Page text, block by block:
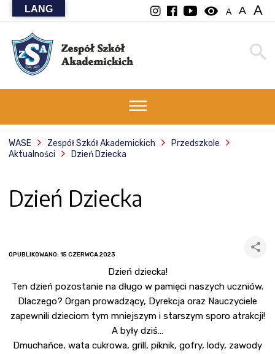
visibility A A A
WASE Zespół Szkół Akademickich
Przedszkole
Aktualności
Dzień Dziecka
Dzień Dziecka
OPUBLIKOWANO: 15 CZERWCA 2023
Dzień dziecka!
Ten dzień pozostanie na długo w pamięci naszych uczniów.
Dlaczego? Organ prowadzący, Dyrekcja oraz Nauczyciele
zapewnili dzieciom tym mniejszym i starszym sporo atrakcji!
A były dziś…
Dmuchańce, wata cukrowa, grill, piknik, gofry, lody, zawody
LANG